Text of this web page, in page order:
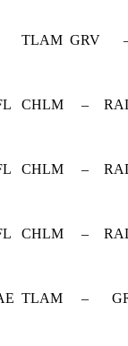
TLAM GRV
CHLM –
CHLM –
CHLM –
TLAM –